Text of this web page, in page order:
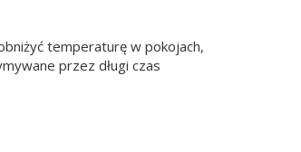
temperaturę w pokojach,
przez długi czas